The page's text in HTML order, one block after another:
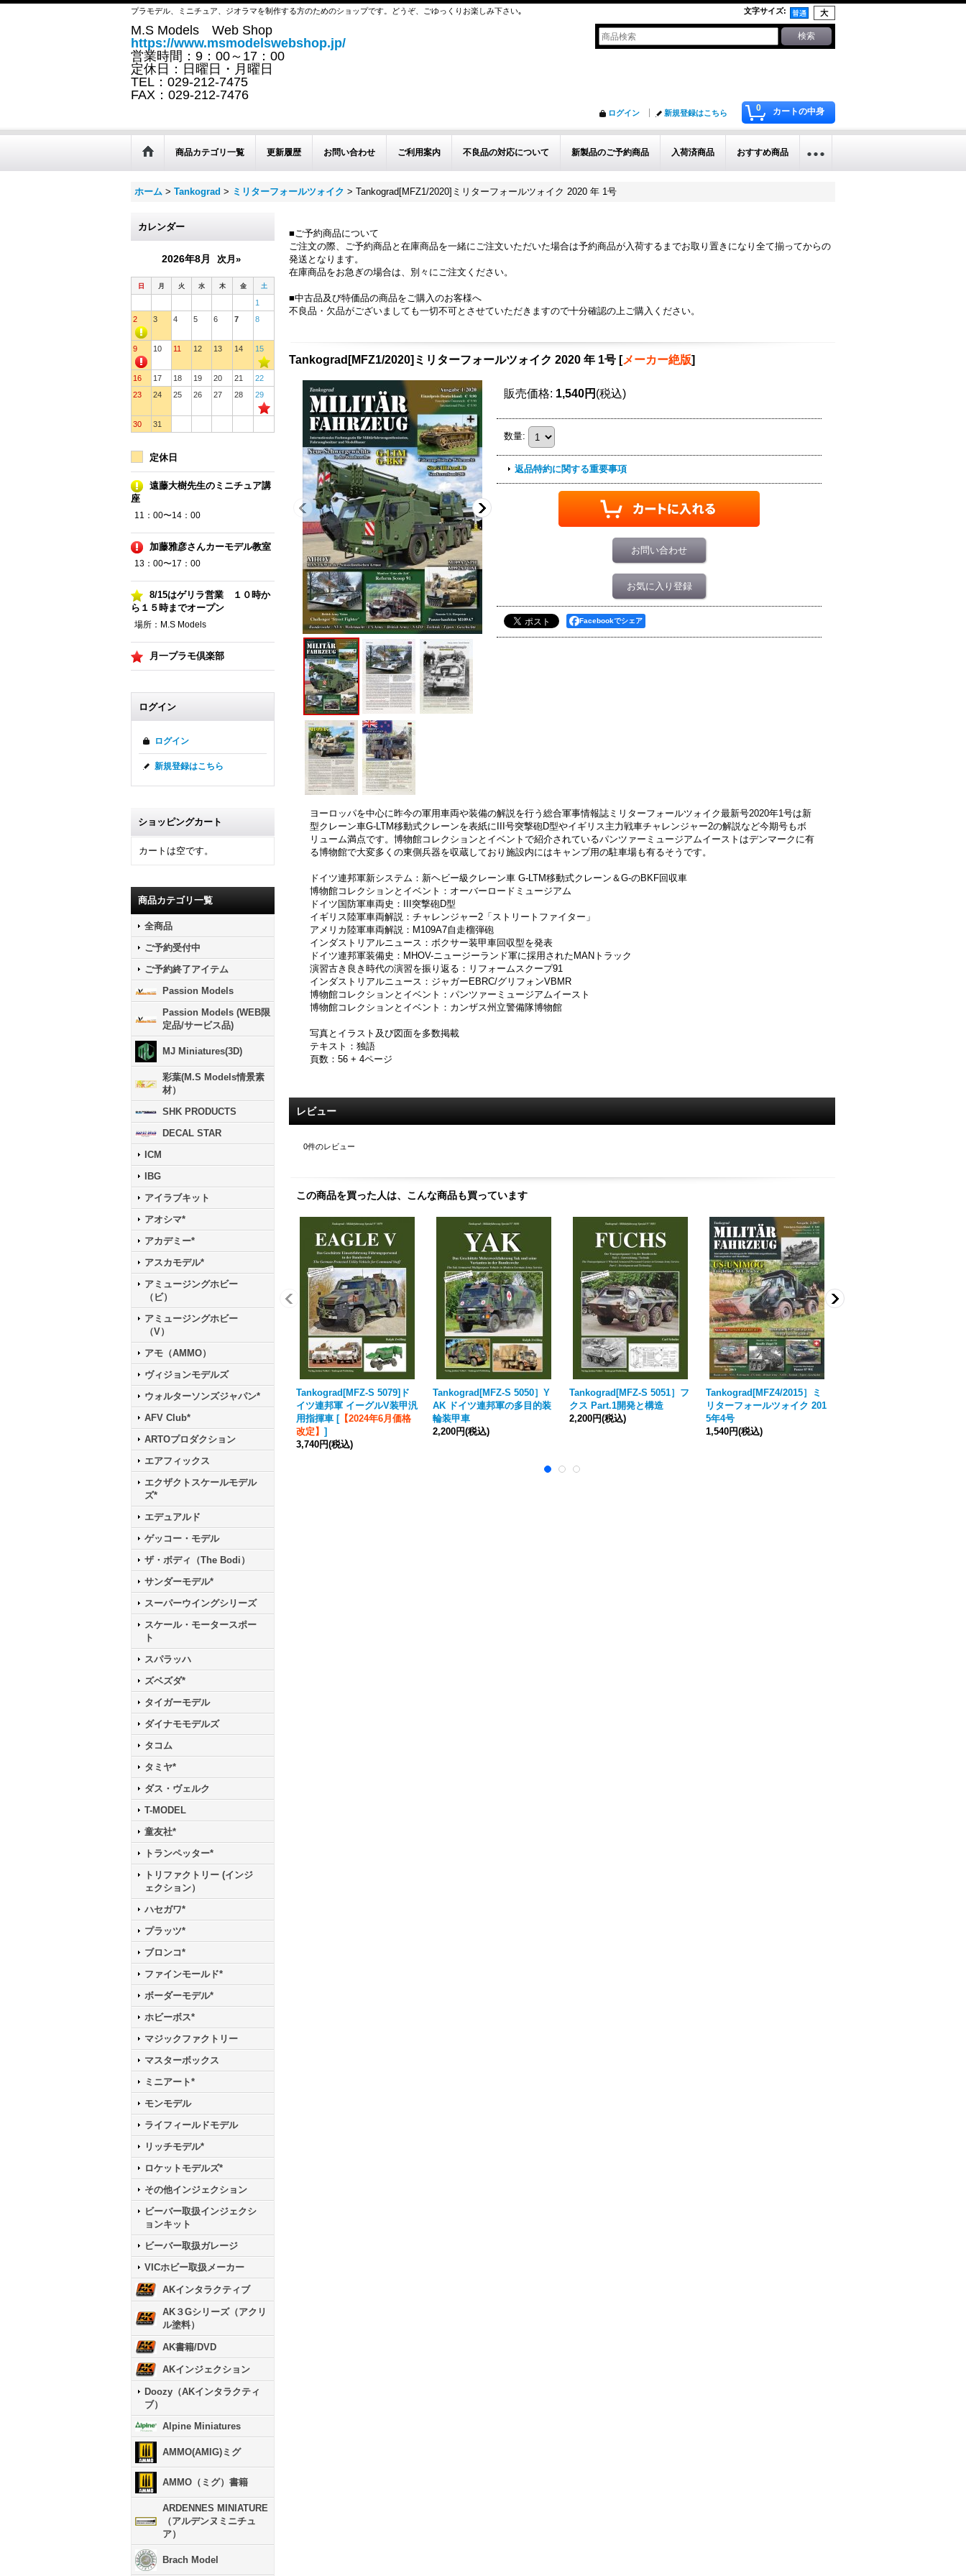
プラモデル、ミニチュア、ジオラマを制作する方のためのショップです。どうぞ、ごゆっくりお楽しみ下さい｡ 文字サイズ:
M.S Models Web Shop
https://www.msmodelswebshop.jp/
営業時間：9：00～17：00
定休日：日曜日・月曜日
TEL：029-212-7475
FAX：029-212-7476
0 カートの中身
ログイン 新規登録はこちら
商品カテゴリ一覧 更新履歴 お問い合わせ ご利用案内 不良品の対応について 新製品のご予約商品 入荷済商品 おすすめ商品
ホーム > Tankograd > ミリターフォールツォイク > Tankograd[MFZ1/2020]ミリターフォールツォイク 2020 年 1号
カレンダー
2026年8月 次月»
日 月 火 水 木 金 土
1
2
3 4 5 6 7 8
9 10 11 12 13 14 15
16 17 18 19 20 21
22
23
24 25 26 27 28 29
30 31
定休日
遠藤大樹先生のミニチュア講
座
11：00〜14：00
加藤雅彦さんカーモデル教室
13：00〜17：00
8/15はゲリラ営業 １０時か
ら１５時までオープン
場所：M.S Models
月一プラモ倶楽部
ログイン
ログイン
新規登録はこちら
ショッピングカート
カートは空です。
商品カテゴリ一覧
全商品
ご予約受付中
ご予約終了アイテム
Passion Models
Passion Models (WEB限
定品/サービス品)
MJ Miniatures(3D)
彩葉(M.S Models情景素
材）
SHK PRODUCTS
DECAL STAR
ICM
IBG
アイラブキット
アオシマ*
アカデミー*
アスカモデル*
アミュージングホビー
（ビ）
アミュージングホビー
（V）
アモ（AMMO）
ヴィジョンモデルズ
ウォルターソンズジャパン*
AFV Club*
ARTOプロダクション
エアフィックス
エクザクトスケールモデル
ズ*
エデュアルド
ゲッコー・モデル
ザ・ボディ（The Bodi）
サンダーモデル*
スーパーウイングシリーズ
スケール・モータースポー
ト
スパラッハ
ズベズダ*
タイガーモデル
ダイナモモデルズ
タコム
タミヤ*
ダス・ヴェルク
T-MODEL
童友社*
トランペッター*
トリファクトリー (インジ
ェクション）
ハセガワ*
プラッツ*
ブロンコ*
ファインモールド*
ボーダーモデル*
ホビーボス*
マジックファクトリー
マスターボックス
ミニアート*
モンモデル
ライフィールドモデル
リッチモデル*
ロケットモデルズ*
その他インジェクション
ビーバー取扱インジェクシ
ョンキット
ビーバー取扱ガレージ
VICホビー取扱メーカー
AKインタラクティブ
AK３Gシリーズ（アクリ
ル塗料）
AK書籍/DVD
AKインジェクション
Doozy（AKインタラクティ
ブ）
Alpine Miniatures
AMMO(AMIG)ミグ
AMMO（ミグ）書籍
ARDENNES MINIATURE
（アルデンヌミニチュ
ア）
Brach Model
■ご予約商品について
ご注文の際、ご予約商品と在庫商品を一緒にご注文いただいた場合は予約商品が入荷するまでお取り置きになり全て揃ってからの
発送となります。
在庫商品をお急ぎの場合は、別々にご注文ください。
■中古品及び特価品の商品をご購入のお客様へ
不良品・欠品がございましても一切不可とさせていただきますので十分確認の上ご購入ください。
Tankograd[MFZ1/2020]ミリターフォールツォイク 2020 年 1号 [メーカー絶版]
販売価格: 1,540円 (税込)
数量:
返品特約に関する重要事項
お問い合わせ
お気に入り登録
Facebookでシェア
ヨーロッパを中心に昨今の軍用車両や装備の解説を行う総合軍事情報誌ミリターフォールツォイク最新号2020年1号は新
型クレーン車G-LTM移動式クレーンを表紙にIII号突撃砲D型やイギリス主力戦車チャレンジャー2の解説など今期号もボ
リューム満点です。博物館コレクションとイベントで紹介されているパンツァーミュージアムイーストはデンマークに有
る博物館で大変多くの東側兵器を収蔵しており施設内にはキャンプ用の駐車場も有るそうです。
ドイツ連邦軍新システム：新ヘビー級クレーン車 G-LTM移動式クレーン＆G-のBKF回収車
博物館コレクションとイベント：オーバーロードミュージアム
ドイツ国防軍車両史：III突撃砲D型
イギリス陸軍車両解説：チャレンジャー2「ストリートファイター」
アメリカ陸軍車両解説：M109A7自走榴弾砲
インダストリアルニュース：ボクサー装甲車回収型を発表
ドイツ連邦軍装備史：MHOV-ニュージーランド軍に採用されたMANトラック
演習古き良き時代の演習を振り返る：リフォームスクープ91
インダストリアルニュース：ジャガーEBRC/グリフォンVBMR
博物館コレクションとイベント：パンツァーミュージアムイースト
博物館コレクションとイベント：カンザス州立警備隊博物館
写真とイラスト及び図面を多数掲載
テキスト：独語
頁数：56 + 4ページ
レビュー
0件のレビュー
この商品を買った人は、こんな商品も買っています
Tankograd[MFZ-S 5079]ド
イツ連邦軍 イーグルV装甲汎
用指揮車 [【2024年6月価格
改定】 ]
3,740円(税込)
Tankograd[MFZ-S 5050］Y
AK ドイツ連邦軍の多目的装
輪装甲車
2,200円(税込)
Tankograd[MFZ-S 5051］フ
クス Part.1開発と構造
2,200円(税込)
Tankograd[MFZ4/2015］ミ
リターフォールツォイク 201
5年4号
1,540円(税込)